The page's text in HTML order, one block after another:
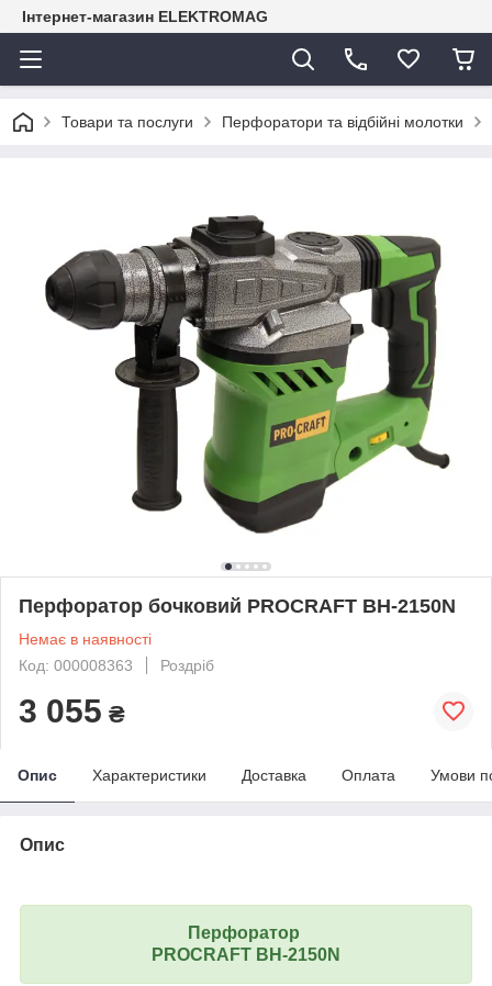
Інтернет-магазин ELEKTROMAG
Товари та послуги Перфоратори та відбійні молотки
Перфоратор бочковий PROCRAFT BH-2150N
Немає в наявності
Код: 000008363
Роздріб
3 055 ₴
Опис Характеристики Доставка Оплата Умови
Опис
Перфоратор
PROCRAFT BH-2150N